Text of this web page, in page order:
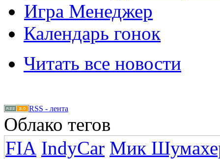
Игра Менеджер
Календарь гонок
Читать все новости
RSS - лента
Облако тегов
FIA IndyCar Мик